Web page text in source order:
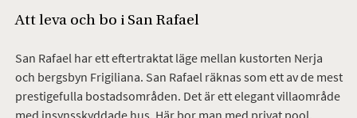
Att leva och bo i San Rafael
San Rafael har ett eftertraktat läge mellan kustorten Nerja
och bergsbyn Frigiliana. San Rafael räknas som ett av de mest
prestigefulla bostadsområden. Det är ett elegant villaområde